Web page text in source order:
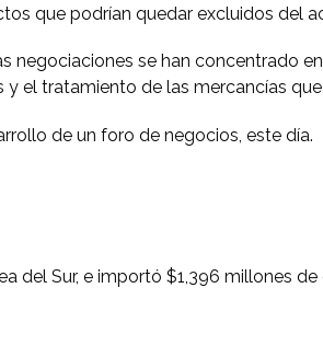
que podrían quedar excluidos del
negociaciones se han concentrado
el tratamiento de las mercancías
de un foro de negocios, este día.
del Sur, e importó $1,396 millones